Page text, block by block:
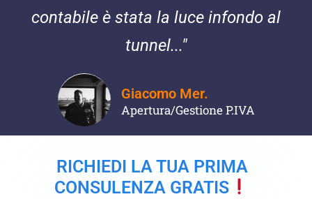
contabile è stata la luce infondo al
tunnel..."
Giacomo Mer.
Apertura/Gestione P.IVA
RICHIEDI LA TUA PRIMA
CONSULENZA GRATIS